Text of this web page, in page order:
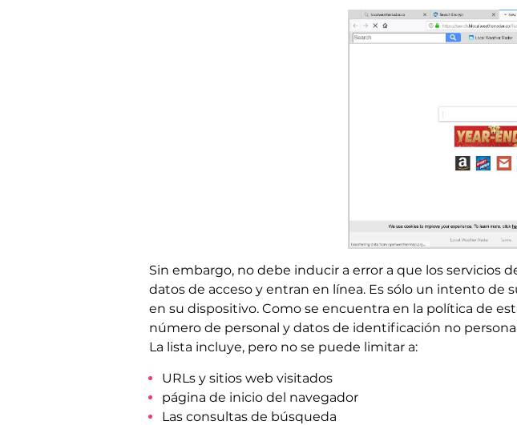
Sin embargo, no debe inducir a error a que los servicios
datos de acceso y entran en línea. Es sólo un intento
en su dispositivo. Como se encuentra en la política de
número de personal y datos de identificación no
La lista incluye, pero no se puede limitar a:
URLs y sitios web visitados
página de inicio del navegador
Las consultas de búsqueda